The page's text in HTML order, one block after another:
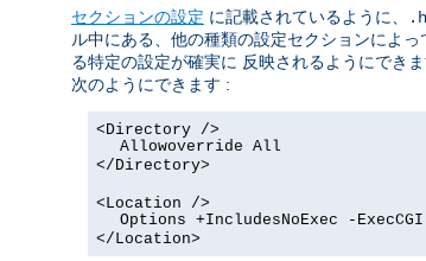
セクションの設定 に記載されているように、
ル中にある、他の種類の設定セクションによ
る特定の設定が確実に 反映されるようにでき
次のようにできます :
<Directory />
Allowoverride All
</Directory>
<Location />
Options +IncludesNoExec -ExecCGI
</Location>